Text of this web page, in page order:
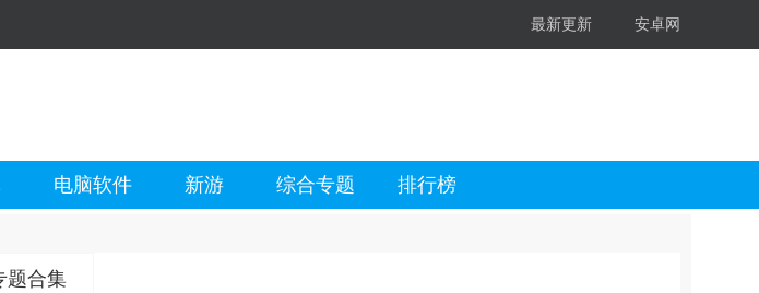
最新更新 安卓网
电脑软件 新游 综合专题 排行榜
题合集